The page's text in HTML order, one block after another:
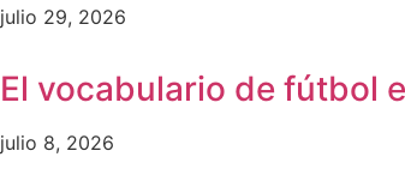
julio 29, 2026
El vocabulario de fútbol
julio 8, 2026